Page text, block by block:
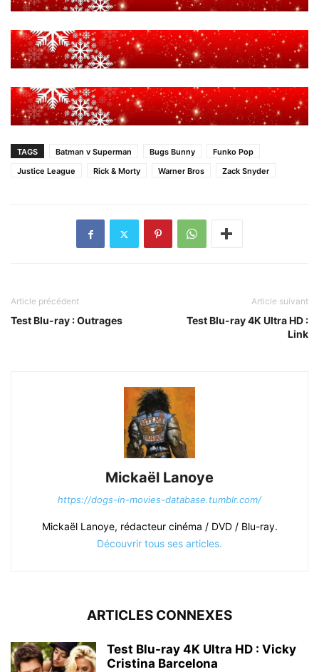
TAGS Batman v Superman Bugs Bunny
Funko Pop
Justice League
Rick & Morty Warner Bros Zack Snyder
Article précédent
Test Blu-ray : Outrages
Article suivant
Test Blu-ray 4K Ultra HD :
Link
Mickaël Lanoye
https://dogs-in-movies-database.tumblr.com/
Mickaël Lanoye, rédacteur cinéma / DVD / Blu-ray.
Découvrir tous ses articles.
ARTICLES CONNEXES
Test Blu-ray 4K Ultra HD : Vicky
Cristina Barcelona